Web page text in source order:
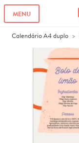
MENU
Calendário A4 duplo